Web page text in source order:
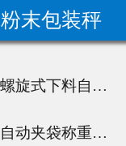
粉末包装秤
饲料粉末10-50kg螺旋式下料自动定量包装秤厂家定制
碳粉粉末10-50kg自动夹袋称重包装秤定制